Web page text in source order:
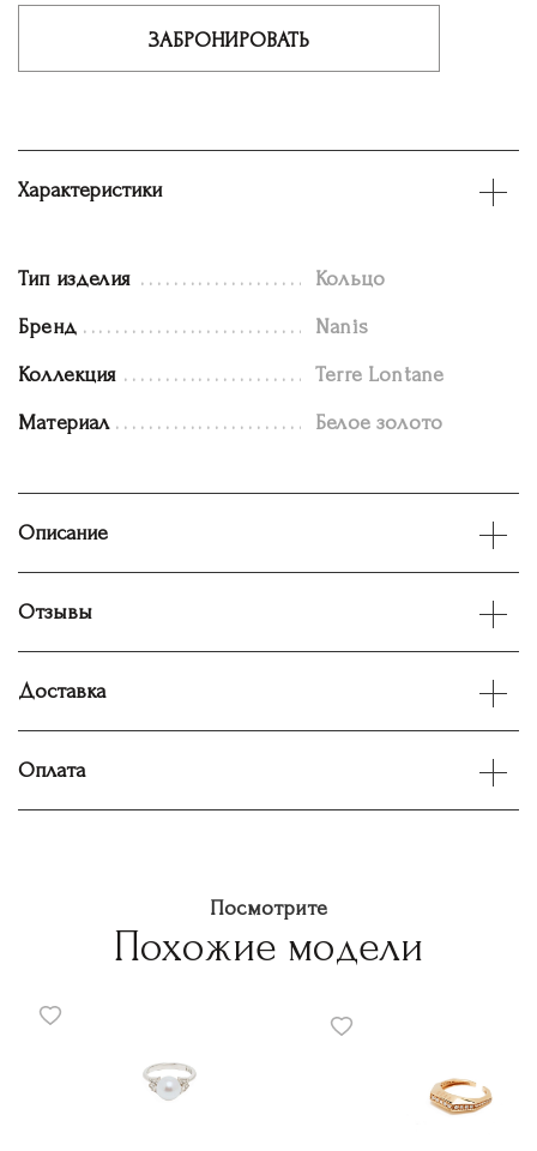
ЗАБРОНИРОВАТЬ
Характеристики
Тип изделия Кольцо
Бренд Nanis
Коллекция Terre Lontane
Материал Белое золото
Описание
Отзывы
Доставка
Оплата
Посмотрите
Похожие модели